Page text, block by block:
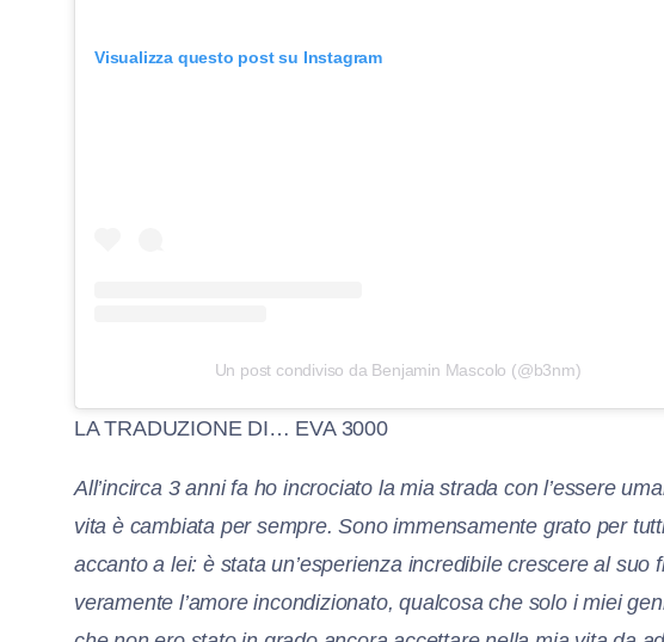
Visualizza questo post su Instagram
Un post condiviso da Benjamin Mascolo (@b3nm)
LA TRADUZIONE DI… EVA 3000
All’incirca 3 anni fa ho incrociato la mia strada con l’essere
vita è cambiata per sempre. Sono immensamente grato per
accanto a lei: è stata un’esperienza incredibile crescere al
veramente l’amore incondizionato, qualcosa che solo i miei